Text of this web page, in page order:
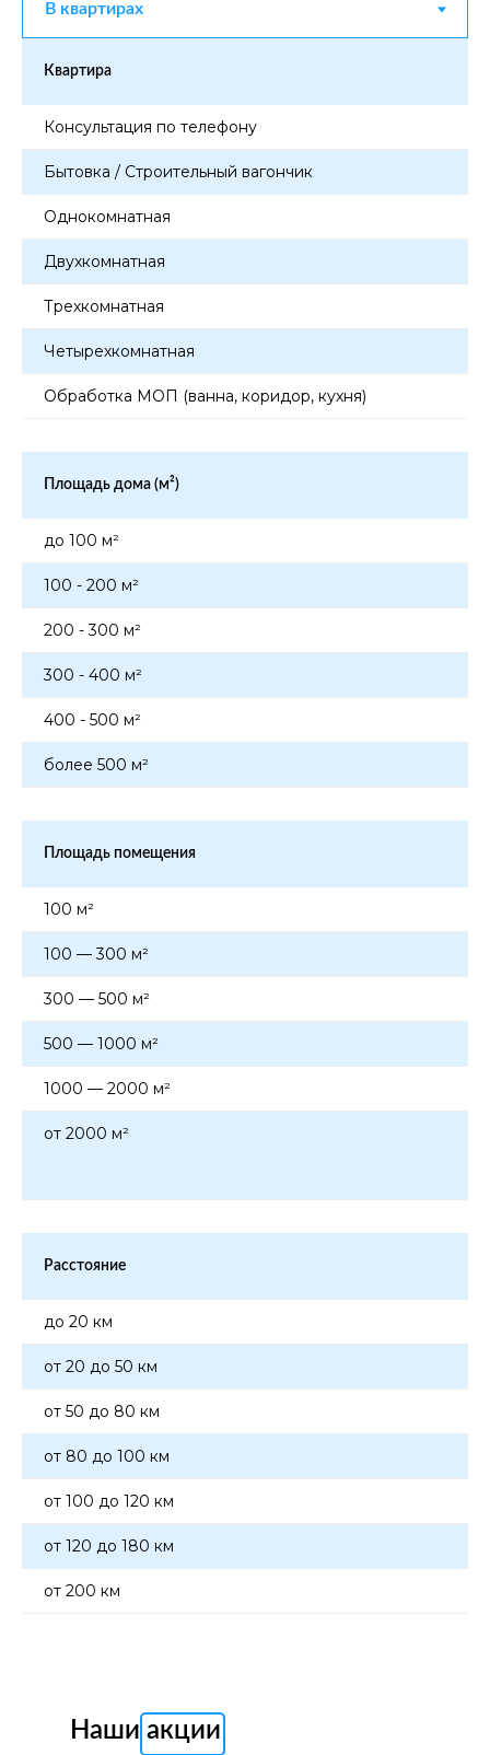
Квартира
Консультация по телефону
Бытовка / Строительный вагончик
Однокомнатная
Двухкомнатная
Трехкомнатная
Четырехкомнатная
Обработка МОП (ванна, коридор, кухня)
Площадь дома (м²)
до 100 м²
100 - 200 м²
200 - 300 м²
300 - 400 м²
400 - 500 м²
более 500 м²
Площадь помещения
100 м²
100 — 300 м²
300 — 500 м²
500 — 1000 м²
1000 — 2000 м²
от 2000 м²
Расстояние
до 20 км
от 20 до 50 км
от 50 до 80 км
от 80 до 100 км
от 100 до 120 км
от 120 до 180 км
от 200 км
Наши акции